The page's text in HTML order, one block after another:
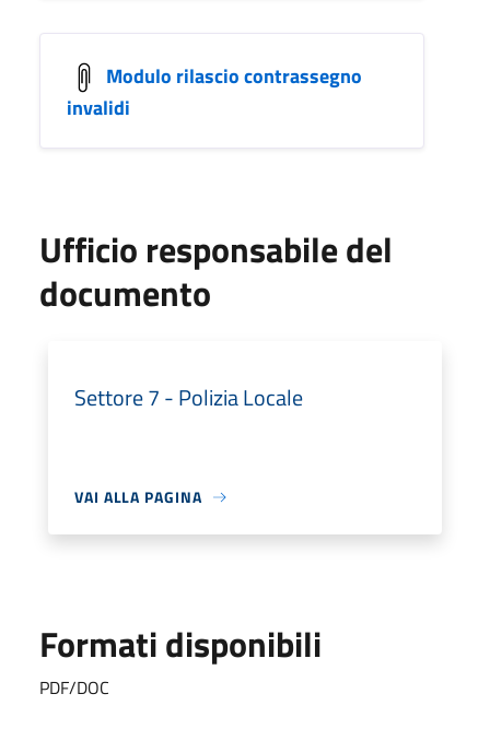
Modulo rilascio contrassegno
invalidi
Ufficio responsabile del
documento
Settore 7 - Polizia Locale
VAI ALLA PAGINA
Formati disponibili
PDF/DOC